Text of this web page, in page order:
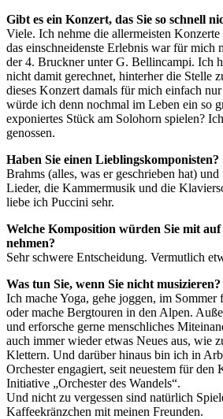
Gibt es ein Konzert, das Sie so schnell
Viele. Ich nehme die allermeisten
das einschneidenste Erlebnis war für mich
der 4. Bruckner unter G. Bellincampi. Ich
nicht damit gerechnet, hinterher die Stelle
dieses Konzert damals für mich einfach
würde ich denn nochmal im Leben ein so
exponiertes Stück am Solohorn spielen?
genossen.
Haben Sie einen Lieblingskomponisten?
Brahms (alles, was er geschrieben hat)
Lieder, die Kammermusik und die
liebe ich Puccini sehr.
Welche Komposition würden Sie mit auf
nehmen?
Sehr schwere Entscheidung. Vermutlich
Was tun Sie, wenn Sie nicht musizieren?
Ich mache Yoga, gehe joggen, im Sommer
oder mache Bergtouren in den Alpen.
und erforsche gerne menschliches
auch immer wieder etwas Neues aus, wie
Klettern. Und darüber hinaus bin ich in
Orchester engagiert, seit neuestem für den
Initiative „Orchester des Wandels“.
Und nicht zu vergessen sind natürlich
Kaffeekränzchen mit meinen Freunden.